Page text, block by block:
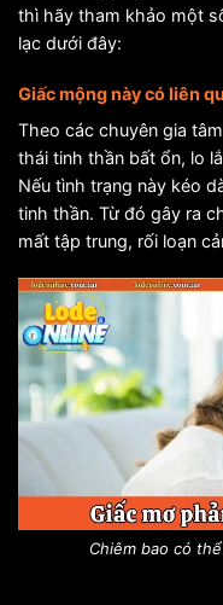
thì hãy tham khảo một
lạc dưới đây:
Giấc mộng này có liên
Theo các chuyên gia
thái tinh thần bất ổn, lo
Nếu tình trạng này kéo
tinh thần. Từ đó gây ra
mất tập trung, rối loạn
Chiêm bao có